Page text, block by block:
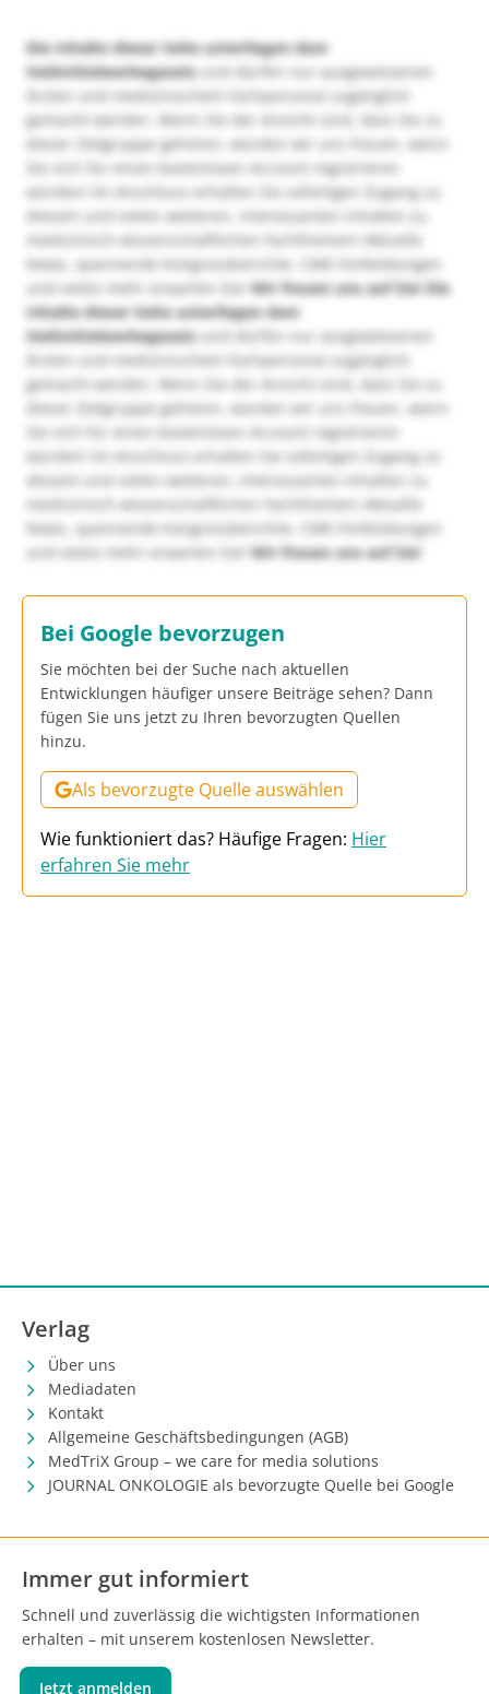
Die Inhalte dieser Seite unterliegen dem
Heilmittelwerbegesetzund dürfen nur ausgewiesenen
Ärzten und medizinischem Fachpersonal zugänglich
gemacht werden. Wenn Sie der Ansicht sind, dass Sie zu
dieser Zielgruppe gehören, würden wir uns freuen, wenn
Sie sich für einen kostenlosen Account registrieren
würden! Im Anschluss erhalten Sie sofortigen Zugang zu
diesem und vielen weiteren, interessanten Inhalten zu
medizinisch-wissenschaftlichen Fachthemen! Aktuelle
News, spannende Kongressberichte, CME-Fortbildungen
und vieles mehr erwarten Sie!Wir freuen uns auf Sie! Die
Inhalte dieser Seite unterliegen dem
Heilmittelwerbegesetzund dürfen nur ausgewiesenen
Ärzten und medizinischem Fachpersonal zugänglich
gemacht werden. Wenn Sie der Ansicht sind, dass Sie zu
dieser Zielgruppe gehören, würden wir uns freuen, wenn
Sie sich für einen kostenlosen Account registrieren
würden! Im Anschluss erhalten Sie sofortigen Zugang zu
diesem und vielen weiteren, interessanten Inhalten zu
medizinisch-wissenschaftlichen Fachthemen! Aktuelle
News, spannende Kongressberichte, CME-Fortbildungen
und vieles mehr erwarten Sie!Wir freuen uns auf Sie!
Bei Google bevorzugen
Sie möchten bei der Suche nach aktuellen
Entwicklungen häufiger unsere Beiträge sehen? Dann
fügen Sie uns jetzt zu Ihren bevorzugten Quellen
hinzu.
Als bevorzugte Quelle auswählen
Wie funktioniert das? Häufige Fragen: Hier
erfahren Sie mehr
Verlag
Über uns
Mediadaten
Kontakt
Allgemeine Geschäftsbedingungen (AGB)
MedTriX Group – we care for media solutions
JOURNAL ONKOLOGIE als bevorzugte Quelle bei Google
Immer gut informiert
Schnell und zuverlässig die wichtigsten Informationen
erhalten – mit unserem kostenlosen Newsletter.
Jetzt anmelden